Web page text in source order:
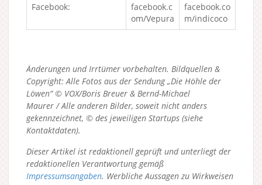
Facebook:
facebook.c
om/Vepura
facebook.co
m/indicoco
Änderungen und Irrtümer vorbehalten. Bildquellen &
Copyright: Alle Fotos aus der Sendung „Die Höhle der
Löwen“ © VOX/Boris Breuer & Bernd-Michael
Maurer / Alle anderen Bilder, soweit nicht anders
gekennzeichnet, © des jeweiligen Startups (siehe
Kontaktdaten).
Dieser Artikel ist redaktionell geprüft und unterliegt der
redaktionellen Verantwortung gemäß
Impressumsangaben. Werbliche Aussagen zu Wirkweisen